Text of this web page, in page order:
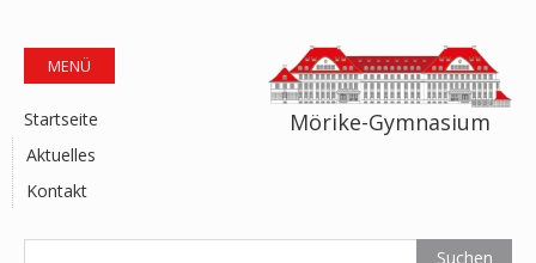
MENÜ
Mörike-Gymnasium
Startseite
Aktuelles
Kontakt